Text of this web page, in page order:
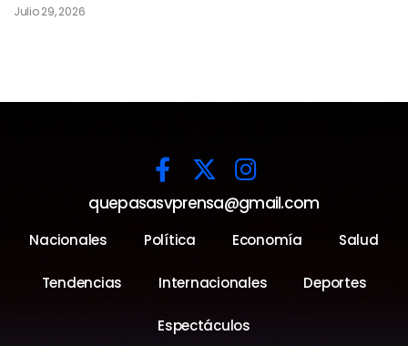
Julio 29, 2026
quepasasvprensa@gmail.com
Nacionales Política Economía Salud
Tendencias Internacionales Deportes
Espectáculos